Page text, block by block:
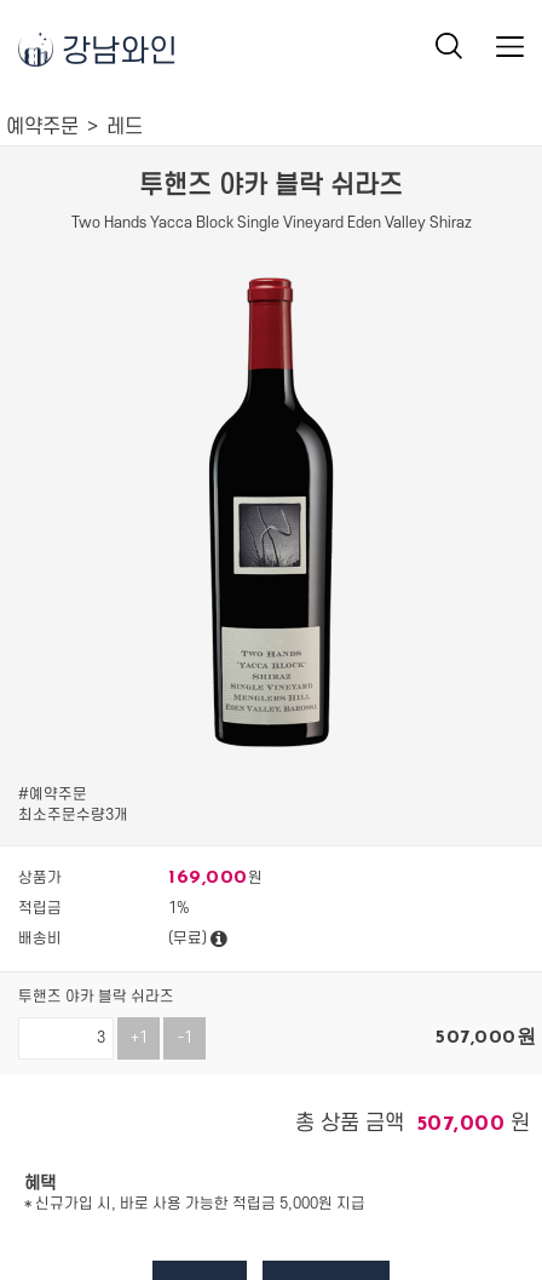
강남와인
예약주문 레드
투핸즈 야카 블락 쉬라즈
Two Hands Yacca Block Single Vineyard Eden Valley Shiraz
#예약주문
최소주문수량3개
상품가 169,000 원
적립금
1%
배송비
(무료)
투핸즈 야카 블락 쉬라즈
+1 -1 507,000원
총 상품 금액 507,000 원
혜택
* 신규가입 시, 바로 사용 가능한 적립금 5,000원 지급